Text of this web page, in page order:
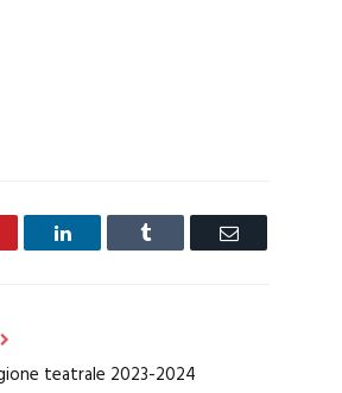
LinkedIn Tumblr Email
teatrale 2023-2024